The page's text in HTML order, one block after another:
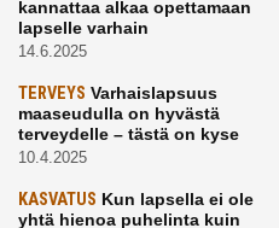
kannattaa alkaa opettamaan
lapselle varhain
14.6.2025
TERVEYS Varhaislapsuus
maaseudulla on hyvästä
terveydelle – tästä on kyse
10.4.2025
KASVATUS Kun lapsella ei ole
yhtä hienoa puhelinta kuin